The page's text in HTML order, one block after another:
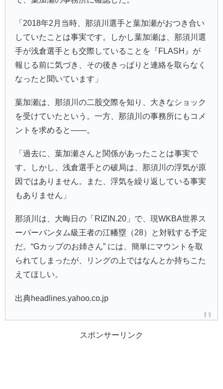
「2018年2月当時、那須川選手と葉加瀬がおつき合い
していたことは事実です。しかし葉加瀬は、那須川選
手が浅倉選手とも交際していることを『FLASH』が
報じる前に気づき、その後きっぱりと連絡を取らなく
なったと聞いています」
葉加瀬は、那須川の二股交際を知り、大きなショック
を受けていたという。一方、那須川の事務所にもコメ
ントを求めると――。
「過去に、葉加瀬さんと関係があったことは事実で
す。しかし、浅倉選手との破局は、那須川の浮気が原
因ではありません。また、浮気を繰り返している事実
もありません」
那須川は、大晦日の「RIZIN.20」で、現WKBA世界ス
ーパーバンタム級王者の江幡塁（28）と対戦する予定
だ。“Gカップのお姉さん” には、簡単にマウントを取
られてしまったが、リングの上ではなんとか持ちこた
えてほしい。
出典headlines.yahoo.co.jp
スポンサーリンク